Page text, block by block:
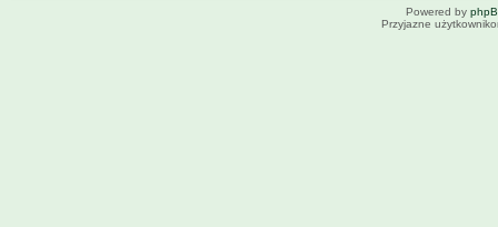
Powered by
Przyjazne